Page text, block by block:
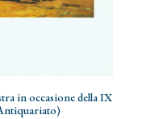
in occasione della IX